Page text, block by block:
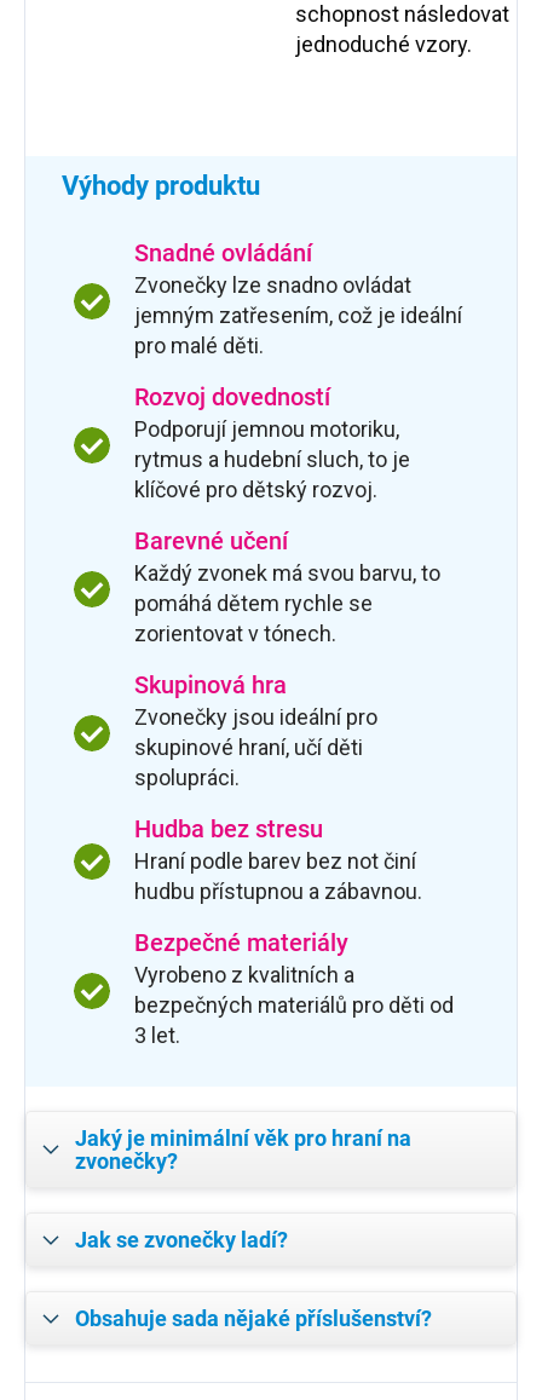
schopnost následovat
jednoduché vzory.
Výhody produktu
Snadné ovládání
Zvonečky lze snadno ovládat
jemným zatřesením, což je ideální
pro malé děti.
Rozvoj dovedností
Podporují jemnou motoriku,
rytmus a hudební sluch, to je
klíčové pro dětský rozvoj.
Barevné učení
Každý zvonek má svou barvu, to
pomáhá dětem rychle se
zorientovat v tónech.
Skupinová hra
Zvonečky jsou ideální pro
skupinové hraní, učí děti
spolupráci.
Hudba bez stresu
Hraní podle barev bez not činí
hudbu přístupnou a zábavnou.
Bezpečné materiály
Vyrobeno z kvalitních a
bezpečných materiálů pro děti od
3 let.
Jaký je minimální věk pro hraní na
zvonečky?
Jak se zvonečky ladí?
Obsahuje sada nějaké příslušenství?